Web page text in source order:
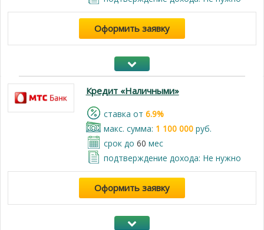
Оформить заявку
Кредит «Наличными»
cтавка от 6.9%
макс. сумма: 1 100 000руб.
срок до 60 мес
подтверждение дохода: Не нужно
Оформить заявку